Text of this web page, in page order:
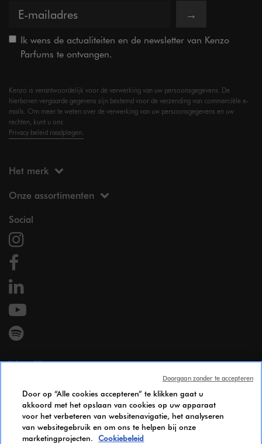
→
Ik wens de actualiteiten en de newsletter van Kenzo
Parfums te ontvangen.
Kenzo is verantwoordelijk voor de verwerking van uw persoonsgegevens. De
hierboven vergaarde gegevens zijn bestemd voor de verzending van commerciële e-
mails. Om meer te weten over de verwerking van uw persoonsgegevens en uw
rechten, kunt u ons
Privacy beleid raadplegen.
Het merk
Onze assortimenten
Social
Wettelijk
Persoonsgegevens
Cookie Policy
Gendergelijkheid Index
Candidates Information Notice
Door op “Alle cookies accepteren” te klikken gaat u
akkoord met het opslaan van cookies op uw apparaat
voor het verbeteren van websitenavigatie, het analyseren
van websitegebruik en om ons te helpen bij onze
marketingprojecten.
Cookiebeleid
Doorgaan zonder te accepteren